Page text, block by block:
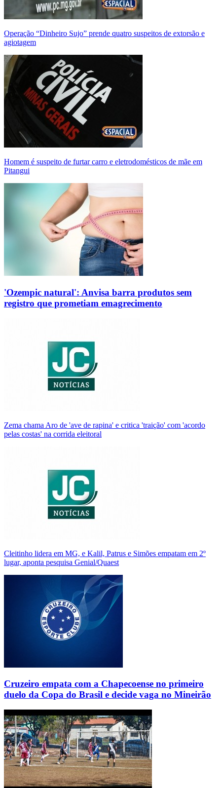
Operação “Dinheiro Sujo” prende quatro suspeitos de extorsão e
agiotagem
Homem é suspeito de furtar carro e eletrodomésticos de mãe em
Pitangui
'Ozempic natural': Anvisa barra produtos sem
registro que prometiam emagrecimento
Zema chama Aro de 'ave de rapina' e critica 'traição' com 'acordo
pelas costas' na corrida eleitoral
Cleitinho lidera em MG, e Kalil, Patrus e Simões empatam em 2º
lugar, aponta pesquisa Genial/Quaest
Cruzeiro empata com a Chapecoense no primeiro
duelo da Copa do Brasil e decide vaga no Mineirão